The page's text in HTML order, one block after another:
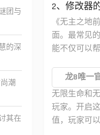
团与
的深
潮
其在
2、修改器
《无主之地
面。最常见
能不仅可以
龙8唯一
无限生命和
玩家。开启
值，玩家可